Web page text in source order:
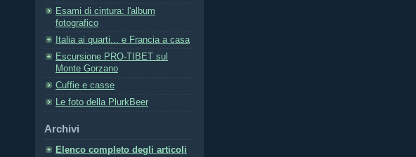
Esami di cintura: l'album
fotografico
Italia ai quarti... e Francia a casa
Escursione PRO-TIBET sul
Monte Gorzano
Cuffie e casse
Le foto della PlurkBeer
Archivi
Elenco completo degli articoli